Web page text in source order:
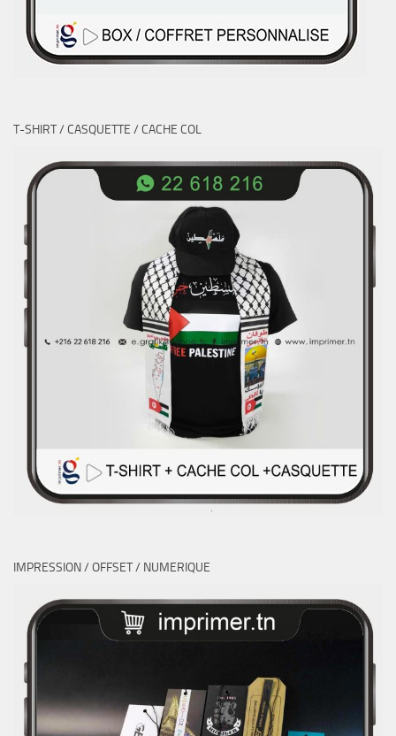
T-SHIRT / CASQUETTE / CACHE COL
IMPRESSION / OFFSET / NUMERIQUE